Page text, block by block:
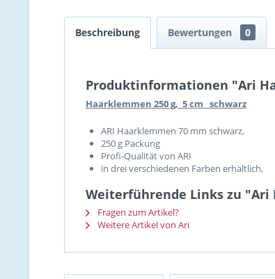
Beschreibung Bewertungen 0
Produktinformationen "Ari
Haarklemmen 250 g, 5 cm schwarz
ARI Haarklemmen 70 mm schwarz,
250 g Packung
Profi-Qualität von ARI
in drei verschiedenen Farben erhältlich,
Weiterführende Links zu "Ari
Fragen zum Artikel?
Weitere Artikel von Ari